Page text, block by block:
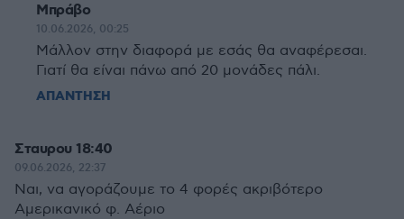
Μπράβο
10.06.2026, 00:25
Μάλλον στην διαφορά με εσάς θα αναφέρεσαι.
Γιατί θα είναι πάνω από 20 μονάδες πάλι.
ΑΠΑΝΤΗΣΗ
Σταυρου 18:40
09.06.2026, 22:37
Ναι, να αγοράζουμε το 4 φορές ακριβότερο
Αμερικανικό φ. Αέριο